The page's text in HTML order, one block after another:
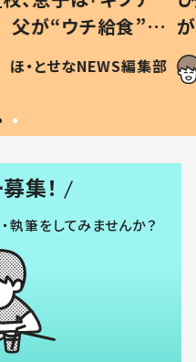
“ウチ給食”を
#令和の親
せなNEWS編集部
が、
「涙が
い」
集！
執筆をしてみませんか？